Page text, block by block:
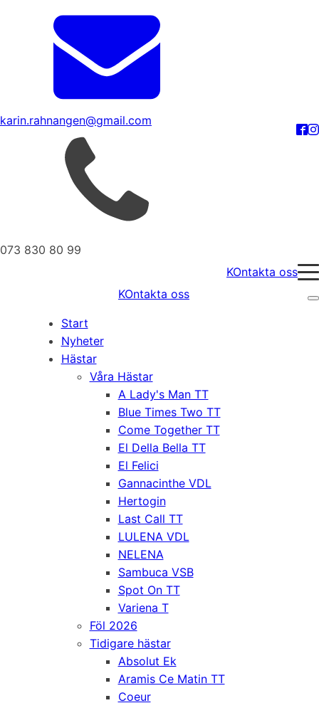
karin.rahnangen@gmail.com
073 830 80 99
KOntakta oss
KOntakta oss
Start
Nyheter
Hästar
Våra Hästar
A Lady's Man TT
Blue Times Two TT
Come Together TT
El Della Bella TT
El Felici
Gannacinthe VDL
Hertogin
Last Call TT
LULENA VDL
NELENA
Sambuca VSB
Spot On TT
Variena T
Föl 2026
Tidigare hästar
Absolut Ek
Aramis Ce Matin TT
Coeur